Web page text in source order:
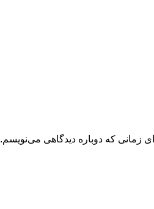
زمانی که دوباره دیدگاهی می‌نویسم.